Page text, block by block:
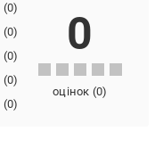
(0)
(0)
(0)
(0)
(0)
0
оцінок (0)